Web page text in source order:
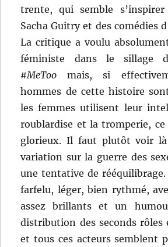
trente, qui semble
Sacha Guitry et des comédies
La critique a voulu
féministe dans le sillage
#MeToo mais, si
hommes de cette histoire
les femmes utilisent leur
roublardise et la tromperie, ce
glorieux. Il faut plutôt voir là
variation sur la guerre des
une tentative de rééquilibrage.
farfelu, léger, bien rythmé,
assez brillants et un
distribution des seconds rôles
et tous ces acteurs semblent